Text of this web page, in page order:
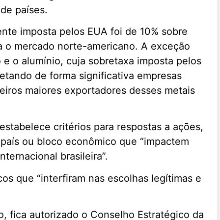
países.
imposta pelos EUA foi de 10% sobre
mercado norte-americano. A exceção
o alumínio, cuja sobretaxa imposta pelos
de forma significativa empresas
maiores exportadores desses metais
critérios para respostas a ações,
ou bloco econômico que “impactem
brasileira”.
que “interfiram nas escolhas legítimas e
fica autorizado o Conselho Estratégico da